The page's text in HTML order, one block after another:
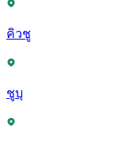
คิวชู
ชูบุ